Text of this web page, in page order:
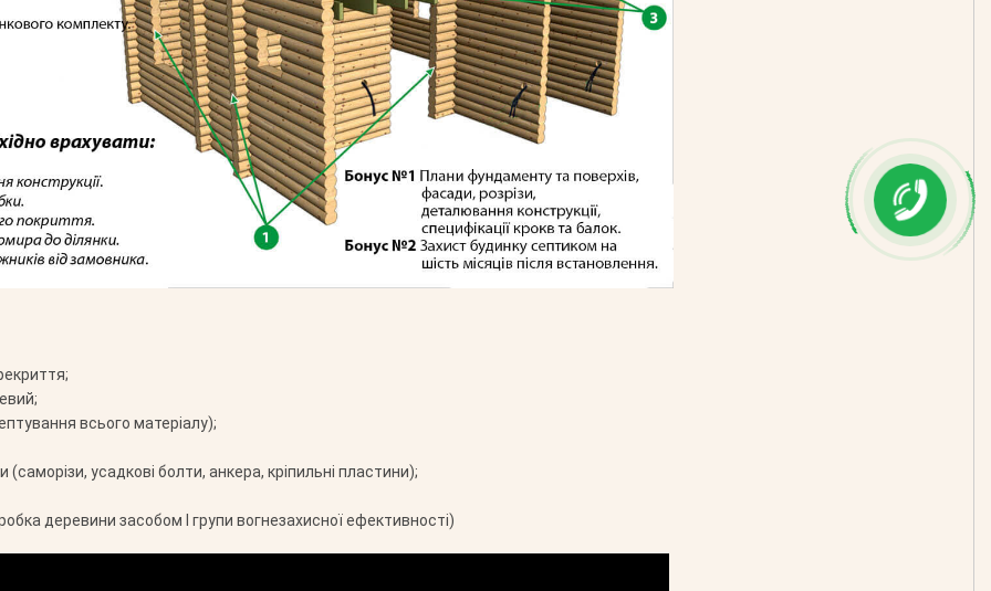
всього матеріалу);
(саморізи, усадкові болти, анкера, кріпильні пластини);
деревини засобом І групи вогнезахисної ефективності)